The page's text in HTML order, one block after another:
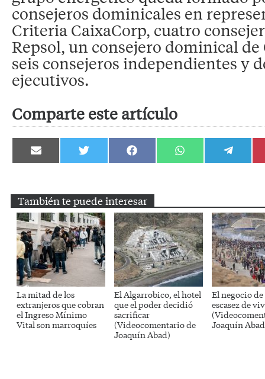
consejeros dominicales en
Criteria CaixaCorp, cuatro
Repsol, un consejero dominical de
seis consejeros independientes y
ejecutivos.
Comparte este artículo
Compartir
en
Compartir
en
Compartir
en
Compartir
en
Compartir
en
También te puede interesar
La mitad de los
extranjeros que cobran
el Ingreso Mínimo
Vital son marroquíes
El Algarrobico, el hotel
que el poder decidió
sacrificar
(Videocomentario de
Joaquín Abad)
El negocio de
escasez de
Joaquín